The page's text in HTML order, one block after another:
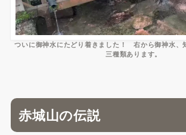
ついに御神水にたどり着きました！ 右から御神水、
三種類あります。
赤城山の伝説